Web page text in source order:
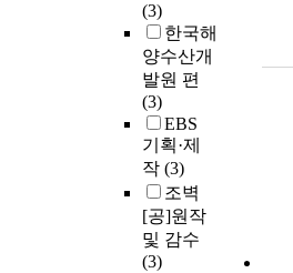
(3)
한국해
양수산개
발원 편
(3)
EBS
기획·제
작 (3)
조벽
[공]원작
및 감수
(3)